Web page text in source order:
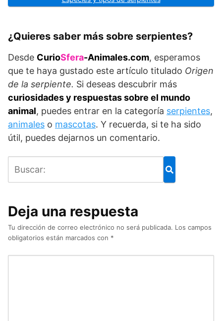
¿Quieres saber más sobre serpientes?
Desde CurioSfera-Animales.com, esperamos
que te haya gustado este artículo titulado Origen
de la serpiente. Si deseas descubrir más
curiosidades y respuestas sobre el mundo
animal, puedes entrar en la categoría serpientes,
animales o mascotas. Y recuerda, si te ha sido
útil, puedes dejarnos un comentario.
Deja una respuesta
Tu dirección de correo electrónico no será publicada. Los campos
obligatorios están marcados con *